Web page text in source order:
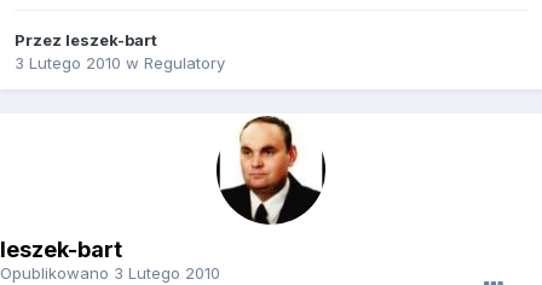
Przez leszek-bart
3 Lutego 2010 w Regulatory
leszek-bart
Opublikowano 3 Lutego 2010